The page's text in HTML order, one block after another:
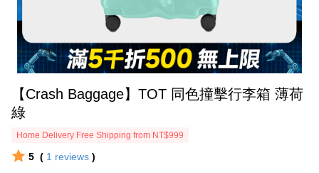
【Crash Baggage】TOT 同色撞擊行李箱 薄荷
綠
Home Delivery Free Shipping from NT$999
5 ( 1 reviews )